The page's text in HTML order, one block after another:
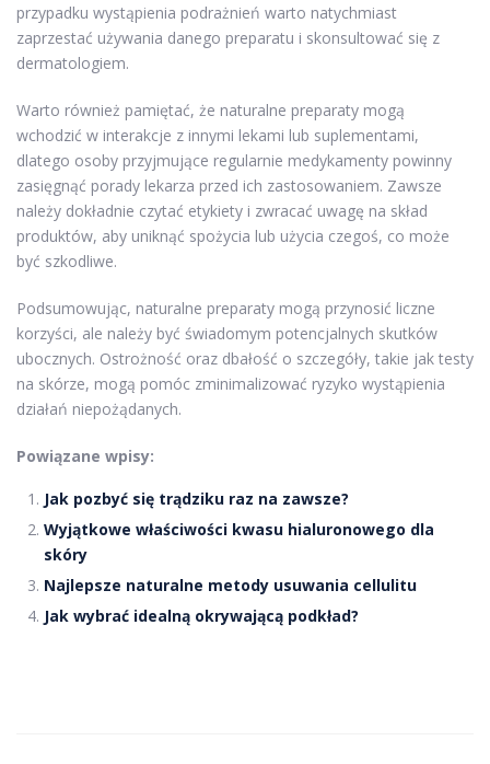
przypadku wystąpienia podrażnień warto natychmiast
zaprzestać używania danego preparatu i skonsultować się z
dermatologiem.
Warto również pamiętać, że naturalne preparaty mogą
wchodzić w interakcje z innymi lekami lub suplementami,
dlatego osoby przyjmujące regularnie medykamenty powinny
zasięgnąć porady lekarza przed ich zastosowaniem. Zawsze
należy dokładnie czytać etykiety i zwracać uwagę na skład
produktów, aby uniknąć spożycia lub użycia czegoś, co może
być szkodliwe.
Podsumowując, naturalne preparaty mogą przynosić liczne
korzyści, ale należy być świadomym potencjalnych skutków
ubocznych. Ostrożność oraz dbałość o szczegóły, takie jak testy
na skórze, mogą pomóc zminimalizować ryzyko wystąpienia
działań niepożądanych.
Powiązane wpisy:
Jak pozbyć się trądziku raz na zawsze?
Wyjątkowe właściwości kwasu hialuronowego dla
skóry
Najlepsze naturalne metody usuwania cellulitu
Jak wybrać idealną okrywającą podkład?